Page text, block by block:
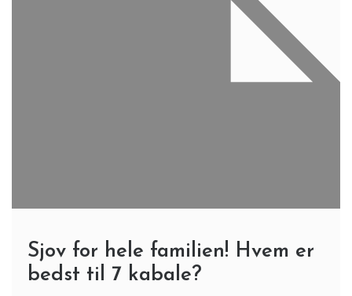
Sjov for hele familien! Hvem er
bedst til 7 kabale?